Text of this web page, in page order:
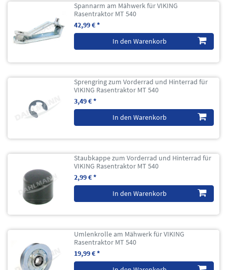
Spannarm am Mähwerk für VIKING
Rasentraktor MT 540
42,99 € *
In den Warenkorb
Sprengring zum Vorderrad und Hinterrad für
VIKING Rasentraktor MT 540
3,49 € *
In den Warenkorb
Staubkappe zum Vorderrad und Hinterrad für
VIKING Rasentraktor MT 540
2,99 € *
In den Warenkorb
Umlenkrolle am Mähwerk für VIKING
Rasentraktor MT 540
19,99 € *